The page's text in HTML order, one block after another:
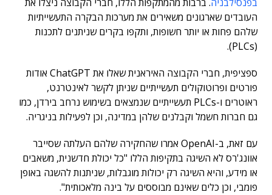
העובדים שארגונים משאירים את מערכות הבקרה התעשייתיות
שלהם פחות או יותר חשופות, ותקפו בקרים שניתנים לתכנות
(PLCs).
ספציפית, חברי הקבוצה האיראנית שאלו את ChatGPT אודות
פורטים ופרוטוקולים תעשייתיים שניתן לקשר לאינטרנט,
ראוטרים ו-PLCs תעשייתיים שנמצאים בשימוש נרחב בירדן, כמו
גם חברות חשמל וקבלנים שלהן במדינה, וכן לפעילות בניגריה.
עם זאת, ב-OpenAI אמרו שהחקירה שלהם העלתה שסייבר
אוונג'רס לא השיגה בתקיפות הללו "כל יכולת חדשנית, משאבים
או מידע, והיא השיגה רק יכולות מוגבלות, שניתנות להשגה באופן
פומבי, וכן כלים שאינם מבוססים על בינה מלאכותית".